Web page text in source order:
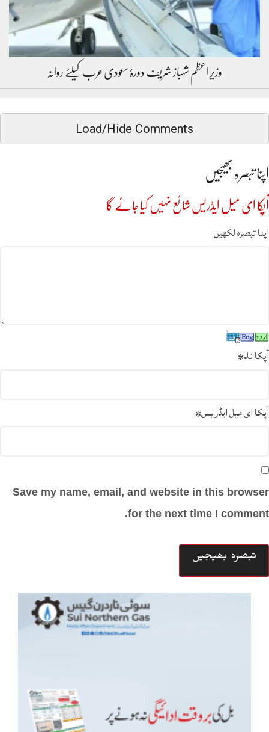
وزیرِ اعظم شہباز شریف دورۂ سعودی عرب کیلئے روانہ
Load/Hide Comments
اپنا تبصرہ بھیجیں
آپکا ای میل ایڈریس شائع نہیں کیا جائے گا
اپنا تبصرہ لکھیں
آپکا نام*
آپکا ای میل ایڈریس*
Save my name, email, and website in this browser
for the next time I comment.